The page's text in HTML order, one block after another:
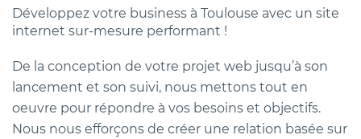
Développez votre business à Toulouse avec un site
internet sur-mesure performant !
De la conception de votre projet web jusqu’à son
lancement et son suivi, nous mettons tout en
oeuvre pour répondre à vos besoins et objectifs.
Nous nous efforçons de créer une relation basée sur